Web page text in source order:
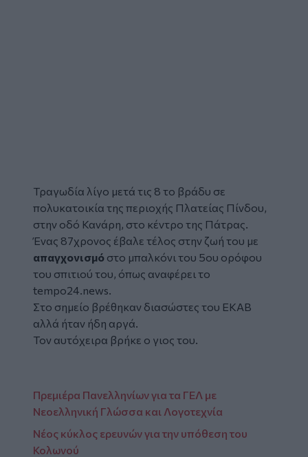
Τραγωδία λίγο μετά τις 8 το βράδυ σε
πολυκατοικία της περιοχής Πλατείας Πίνδου,
στην οδό Κανάρη, στο κέντρο της Πάτρας.
Ένας 87χρονος έβαλε τέλος στην ζωή του με
απαγχονισμό στο μπαλκόνι του 5ου ορόφου
του σπιτιού του, όπως αναφέρει το
tempo24.news.
Στο σημείο βρέθηκαν διασώστες του ΕΚΑΒ
αλλά ήταν ήδη αργά.
Τον αυτόχειρα βρήκε ο γιος του.
Πρεμιέρα Πανελληνίων για τα ΓΕΛ με
Νεοελληνική Γλώσσα και Λογοτεχνία
Νέος κύκλος ερευνών για την υπόθεση του
Κολωνού